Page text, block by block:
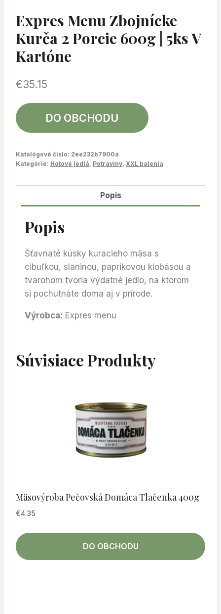
Expres Menu Zbojnícke
Kurča 2 Porcie 600g | 5ks V
Kartóne
€35.15
DO OBCHODU
Katalógové číslo: 2ee232b7900a
Kategórie: Hotové jedlá Potraviny XXL balenia
Popis
Popis
Šťavnaté kúsky kuracieho mäsa s
cibuľkou, slaninou, paprikovou klobásou a
tvarohom tvoria výdatné jedlo, na ktorom
si pochutnáte doma aj v prírode.
Výrobca: Expres menu
Súvisiace Produkty
Mäsovýroba Pečovská Domáca Tlačenka 400g
€4.35
DO OBCHODU